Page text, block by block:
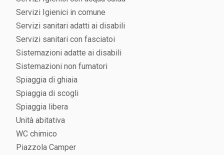
Servizi Igienici in comune
Servizi sanitari adatti ai disabili
Servizi sanitari con fasciatoi
Sistemazioni adatte ai disabili
Sistemazioni non fumatori
Spiaggia di ghiaia
Spiaggia di scogli
Spiaggia libera
Unità abitativa
WC chimico
Piazzola Camper